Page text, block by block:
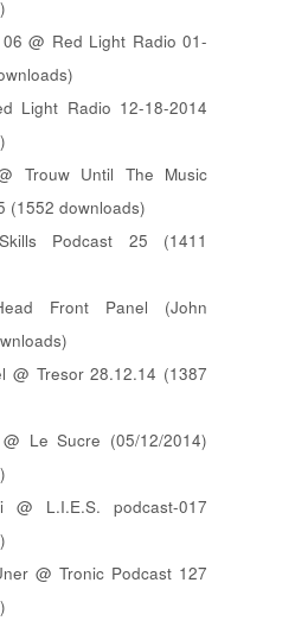
@ Red Light Radio 01-
Light Radio 12-18-2014
Trouw Until The Music
(1552 downloads)
Podcast 25 (1411
Front Panel (John
@ Tresor 28.12.14 (1387
Le Sucre (05/12/2014)
@ L.I.E.S. podcast-017
@ Tronic Podcast 127